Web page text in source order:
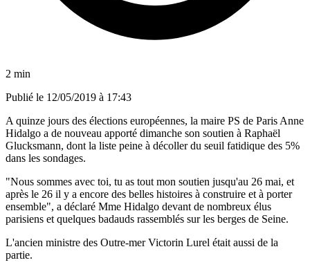
2 min
Publié le 12/05/2019 à 17:43
A quinze jours des élections européennes, la maire PS de Paris Anne
Hidalgo a de nouveau apporté dimanche son soutien à Raphaël
Glucksmann, dont la liste peine à décoller du seuil fatidique des 5%
dans les sondages.
"Nous sommes avec toi, tu as tout mon soutien jusqu'au 26 mai, et
après le 26 il y a encore des belles histoires à construire et à porter
ensemble", a déclaré Mme Hidalgo devant de nombreux élus
parisiens et quelques badauds rassemblés sur les berges de Seine.
L'ancien ministre des Outre-mer Victorin Lurel était aussi de la
partie.